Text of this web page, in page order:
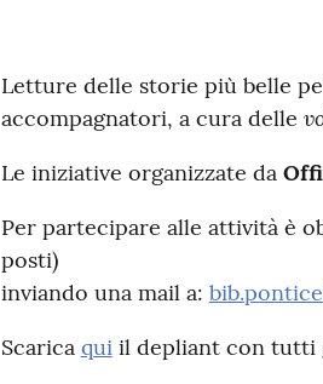
Letture delle storie più belle
accompagnatori, a cura delle
Le iniziative organizzate da
Per partecipare alle attività è
posti)
inviando una mail a:
Scarica quiil depliant con tutti